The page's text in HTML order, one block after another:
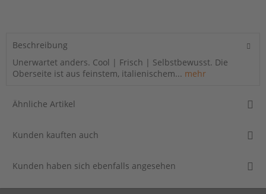
Beschreibung
Unerwartet anders. Cool | Frisch | Selbstbewusst. Die
Oberseite ist aus feinstem, italienischem... mehr
Ähnliche Artikel
Kunden kauften auch
Kunden haben sich ebenfalls angesehen